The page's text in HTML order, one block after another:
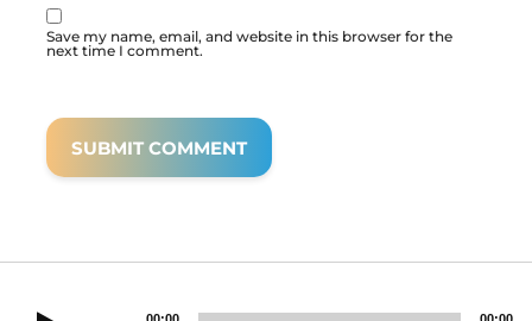
Save my name, email, and website in this browser for the
next time I comment.